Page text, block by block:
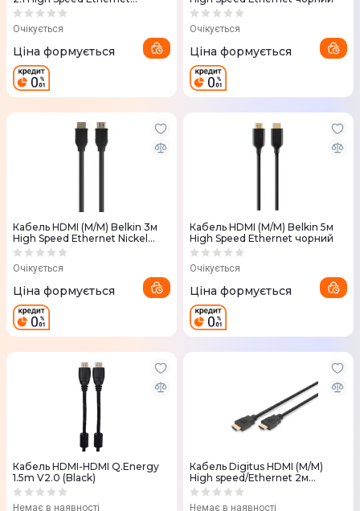
чорний
Очікується
Ціна формується
Очікується
Ціна формується
Кабель HDMI (M/M) Belkin 3м
High Speed Ethernet Nickel
plated чорний
Очікується
Ціна формується
Кабель HDMI (M/M) Belkin 5м
High Speed Ethernet чорний
Очікується
Ціна формується
Кабель HDMI-HDMI Q.Energy
1.5m V2.0 (Black)
Немає в наявності
Кабель Digitus HDMI (M/M)
High speed/Ethernet 2м
чорний
Немає в наявності